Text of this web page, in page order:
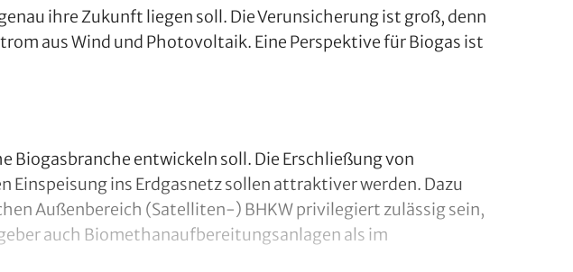
ihre Zukunft liegen soll. Die Verunsicherung ist groß, denn
aus Wind und Photovoltaik. Eine Perspektive für Biogas ist
Biogasbranche entwickeln soll. Die Erschließung von
Einspeisung ins Erdgasnetz sollen attraktiver werden. Dazu
Außenbereich (Satelliten-) BHKW privilegiert zulässig sein,
auch Biomethanaufbereitungsanlagen als im